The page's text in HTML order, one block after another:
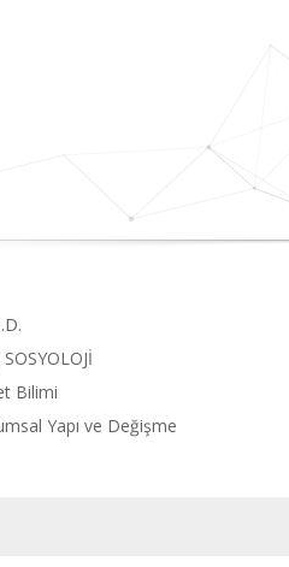
Bilimi
Yapı ve Değişme